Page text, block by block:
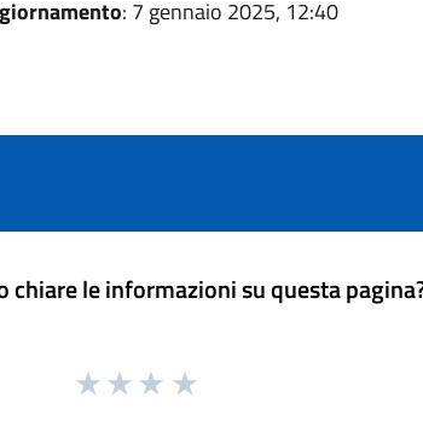
: 7 gennaio 2025, 12:40
chiare le informazioni su questa